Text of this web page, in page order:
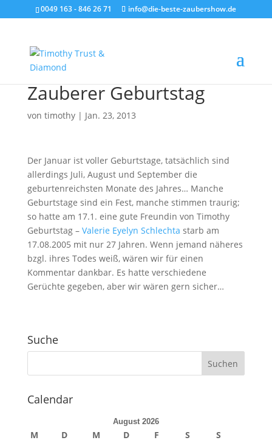
0049 163 - 846 26 71 info@die-beste-zaubershow.de
Zauberer Geburtstag
von timothy| Jan. 23, 2013
Der Januar ist voller Geburtstage, tatsächlich sind
allerdings Juli, August und September die
geburtenreichsten Monate des Jahres… Manche
Geburtstage sind ein Fest, manche stimmen traurig;
so hatte am 17.1. eine gute Freundin von Timothy
Geburtstag – Valerie Eyelyn Schlechta starb am
17.08.2005 mit nur 27 Jahren. Wenn jemand näheres
bzgl. ihres Todes weiß, wären wir für einen
Kommentar dankbar. Es hatte verschiedene
Gerüchte gegeben, aber wir wären gern sicher…
Suche
Calendar
August 2026
M D M D F S
S